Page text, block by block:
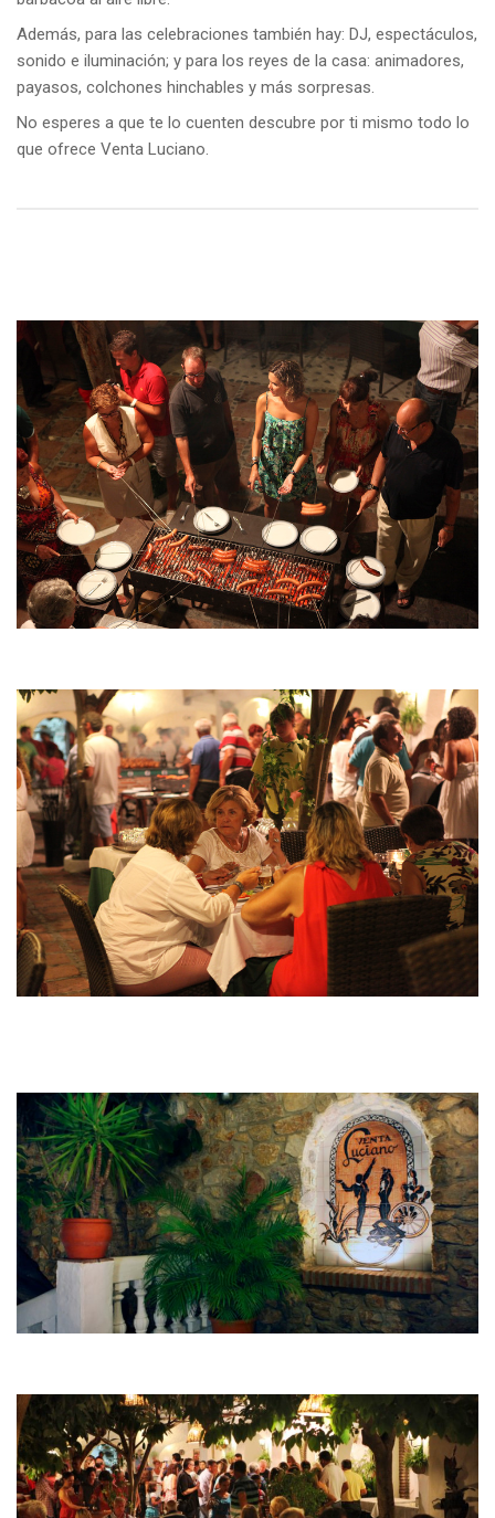
Además, para las celebraciones también hay: DJ, espectáculos,
sonido e iluminación; y para los reyes de la casa: animadores,
payasos, colchones hinchables y más sorpresas.
No esperes a que te lo cuenten descubre por ti mismo todo lo
que ofrece Venta Luciano.